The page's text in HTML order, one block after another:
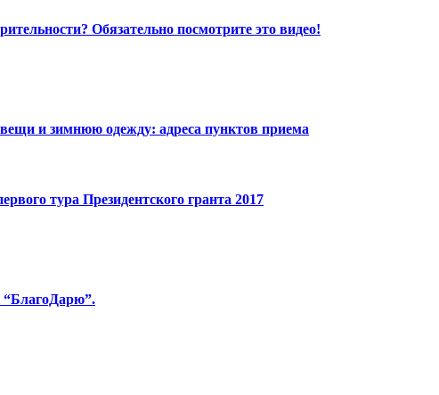
Обязательно посмотрите это видео!
и зимнюю одежду: адреса пунктов приема
тура Президентского гранта 2017
“БлагоДарю”.